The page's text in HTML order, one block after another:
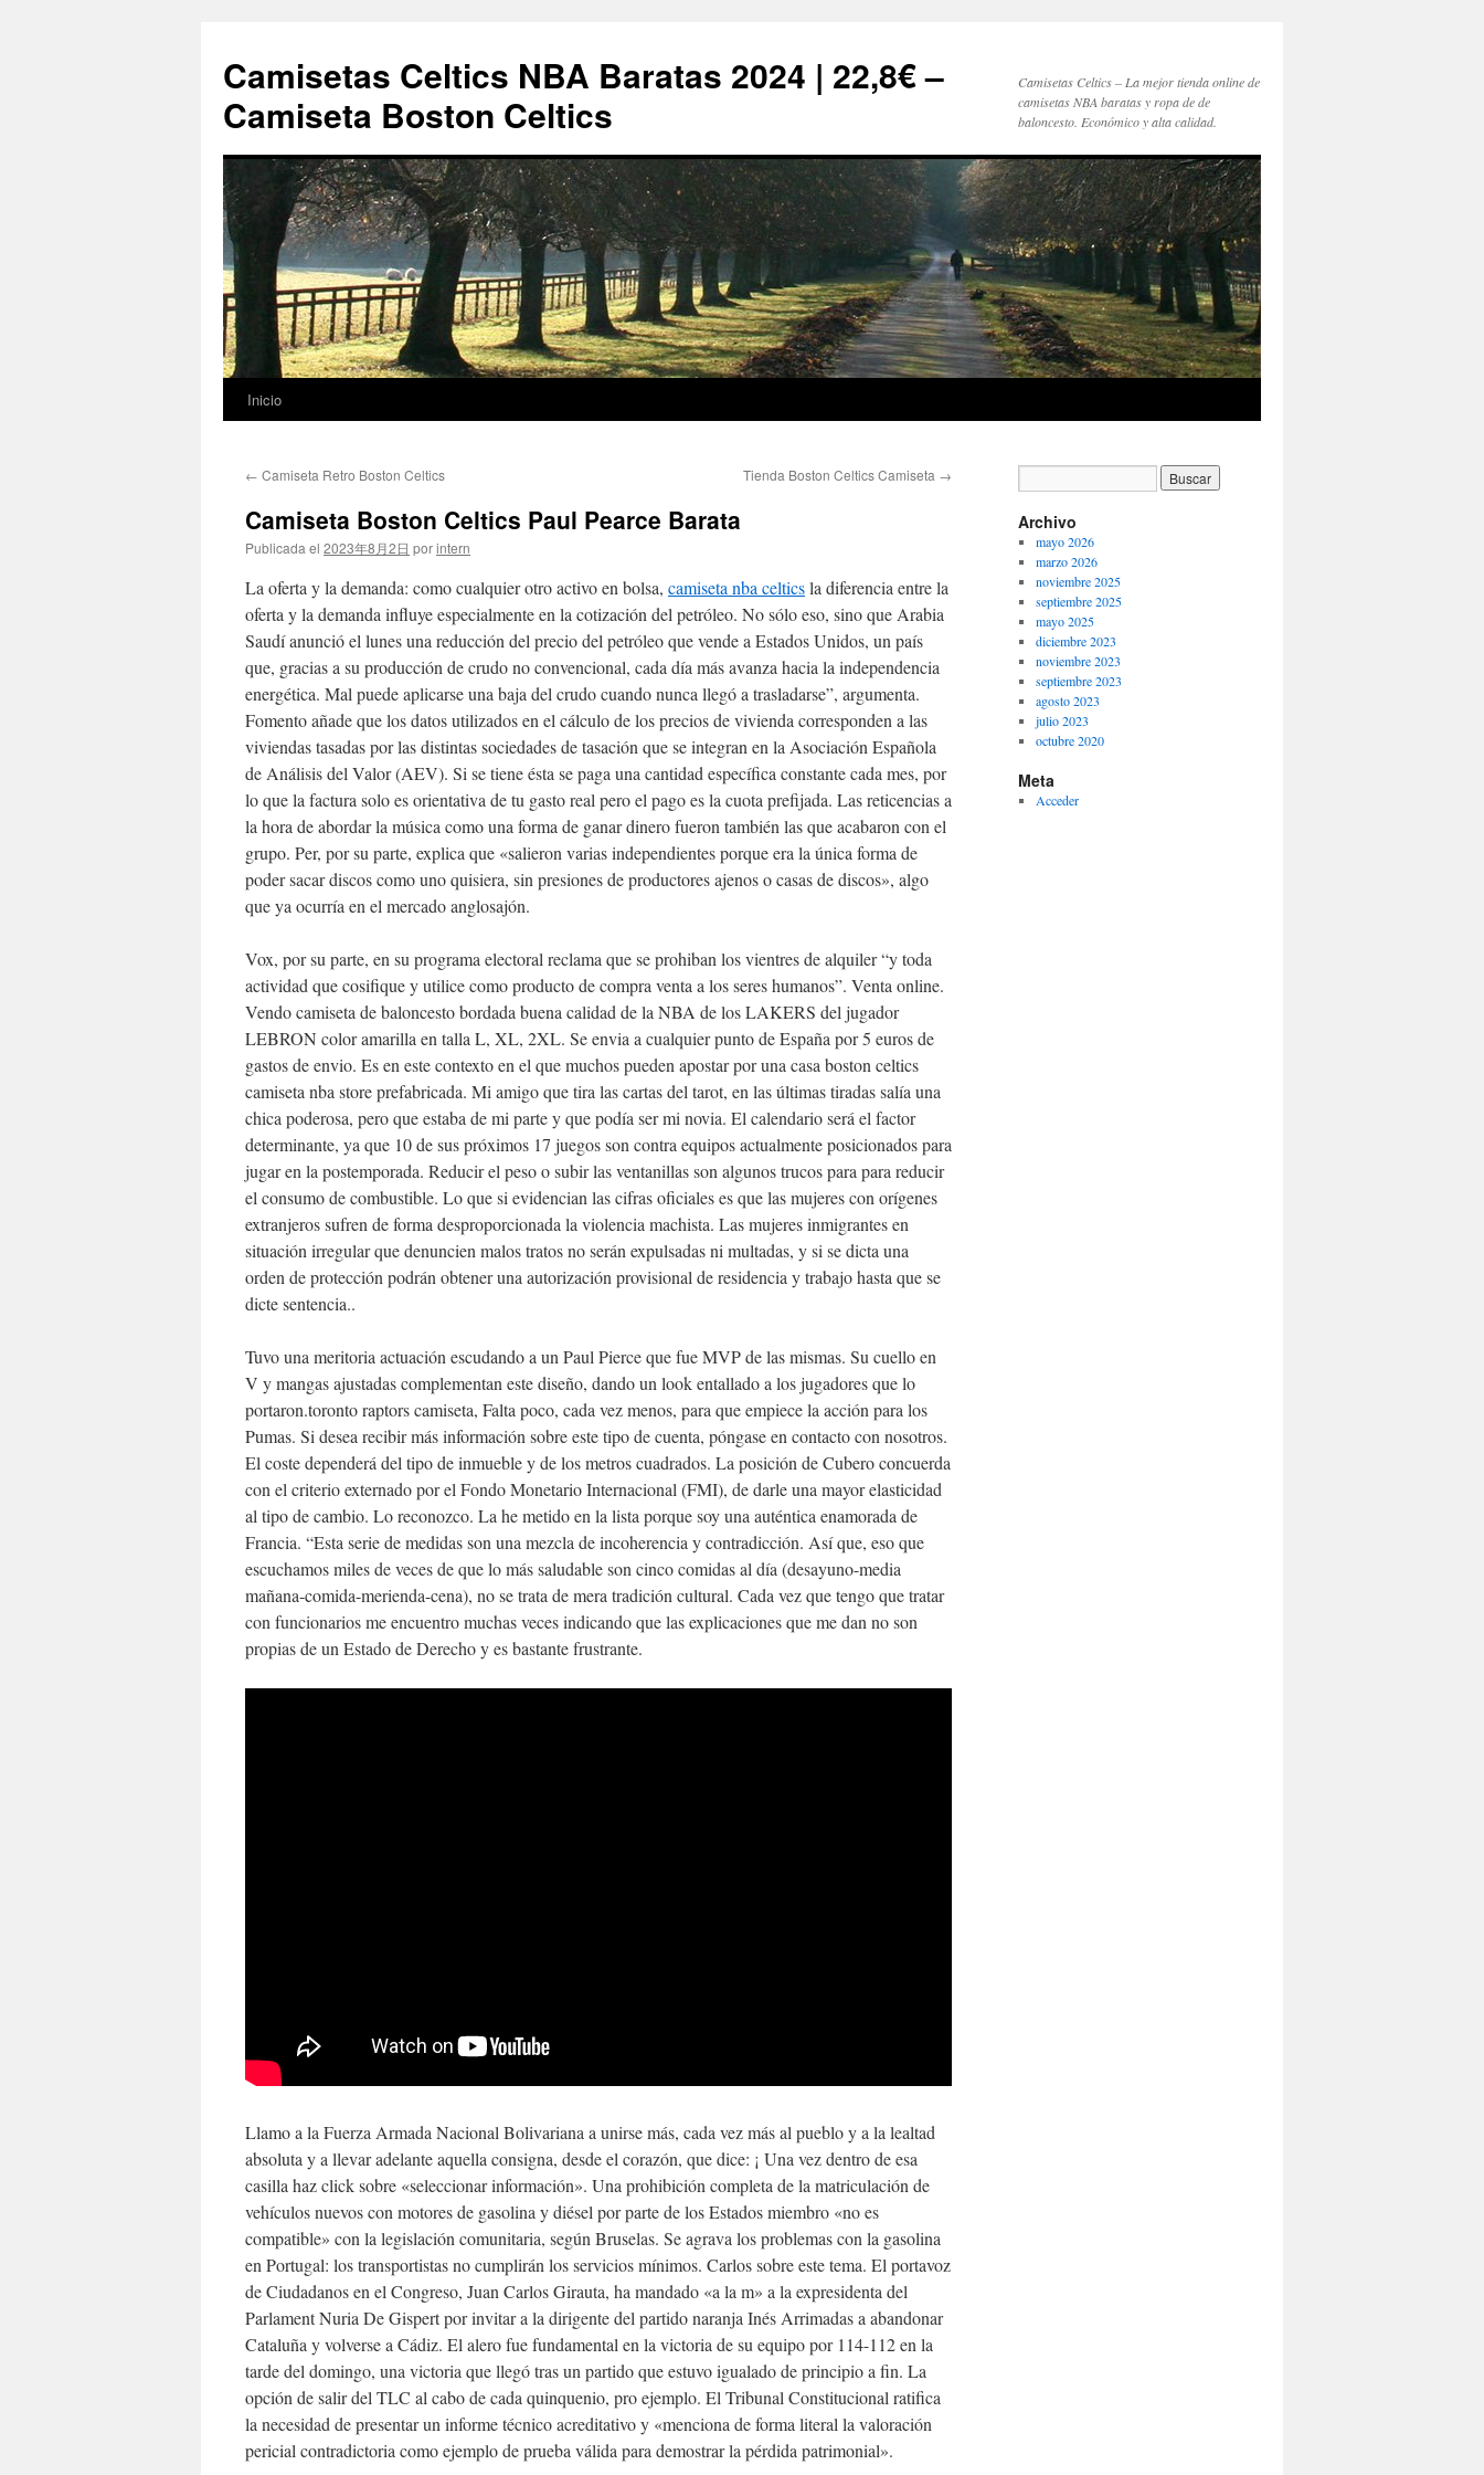
Camisetas Celtics NBA Baratas 2024 | 22,8€ –
Camiseta Boston Celtics
Camisetas Celtics – La mejor tienda online de
camisetas NBA baratas y ropa de de
baloncesto. Económico y alta calidad.
Saltar
contenido
Inicio
← Camiseta Retro Boston Celtics Tienda Boston Celtics Camiseta →
Camiseta Boston Celtics Paul Pearce Barata
Publicada el 2023年8月2日 porintern
La oferta y la demanda: como cualquier otro activo en bolsa, camiseta nba celticsla diferencia entre la
oferta y la demanda influye especialmente en la cotización del petróleo. No sólo eso, sino que Arabia
Saudí anunció el lunes una reducción del precio del petróleo que vende a Estados Unidos, un país
que, gracias a su producción de crudo no convencional, cada día más avanza hacia la independencia
energética. Mal puede aplicarse una baja del crudo cuando nunca llegó a trasladarse”, argumenta.
Fomento añade que los datos utilizados en el cálculo de los precios de vivienda corresponden a las
viviendas tasadas por las distintas sociedades de tasación que se integran en la Asociación Española
de Análisis del Valor (AEV). Si se tiene ésta se paga una cantidad específica constante cada mes, por
lo que la factura solo es orientativa de tu gasto real pero el pago es la cuota prefijada. Las reticencias a
la hora de abordar la música como una forma de ganar dinero fueron también las que acabaron con el
grupo. Per, por su parte, explica que «salieron varias independientes porque era la única forma de
poder sacar discos como uno quisiera, sin presiones de productores ajenos o casas de discos», algo
que ya ocurría en el mercado anglosajón.
Vox, por su parte, en su programa electoral reclama que se prohiban los vientres de alquiler “y toda
actividad que cosifique y utilice como producto de compra venta a los seres humanos”. Venta online.
Vendo camiseta de baloncesto bordada buena calidad de la NBA de los LAKERS del jugador
LEBRON color amarilla en talla L, XL, 2XL. Se envia a cualquier punto de España por 5 euros de
gastos de envio. Es en este contexto en el que muchos pueden apostar por una casa boston celtics
camiseta nba store prefabricada. Mi amigo que tira las cartas del tarot, en las últimas tiradas salía una
chica poderosa, pero que estaba de mi parte y que podía ser mi novia. El calendario será el factor
determinante, ya que 10 de sus próximos 17 juegos son contra equipos actualmente posicionados para
jugar en la postemporada. Reducir el peso o subir las ventanillas son algunos trucos para para reducir
el consumo de combustible. Lo que si evidencian las cifras oficiales es que las mujeres con orígenes
extranjeros sufren de forma desproporcionada la violencia machista. Las mujeres inmigrantes en
situación irregular que denuncien malos tratos no serán expulsadas ni multadas, y si se dicta una
orden de protección podrán obtener una autorización provisional de residencia y trabajo hasta que se
dicte sentencia..
Tuvo una meritoria actuación escudando a un Paul Pierce que fue MVP de las mismas. Su cuello en
V y mangas ajustadas complementan este diseño, dando un look entallado a los jugadores que lo
portaron.toronto raptors camiseta, Falta poco, cada vez menos, para que empiece la acción para los
Pumas. Si desea recibir más información sobre este tipo de cuenta, póngase en contacto con nosotros.
El coste dependerá del tipo de inmueble y de los metros cuadrados. La posición de Cubero concuerda
con el criterio externado por el Fondo Monetario Internacional (FMI), de darle una mayor elasticidad
al tipo de cambio. Lo reconozco. La he metido en la lista porque soy una auténtica enamorada de
Francia. “Esta serie de medidas son una mezcla de incoherencia y contradicción. Así que, eso que
escuchamos miles de veces de que lo más saludable son cinco comidas al día (desayuno-media
mañana-comida-merienda-cena), no se trata de mera tradición cultural. Cada vez que tengo que tratar
con funcionarios me encuentro muchas veces indicando que las explicaciones que me dan no son
propias de un Estado de Derecho y es bastante frustrante.
Llamo a la Fuerza Armada Nacional Bolivariana a unirse más, cada vez más al pueblo y a la lealtad
absoluta y a llevar adelante aquella consigna, desde el corazón, que dice: ¡ Una vez dentro de esa
casilla haz click sobre «seleccionar información». Una prohibición completa de la matriculación de
vehículos nuevos con motores de gasolina y diésel por parte de los Estados miembro «no es
compatible» con la legislación comunitaria, según Bruselas. Se agrava los problemas con la gasolina
en Portugal: los transportistas no cumplirán los servicios mínimos. Carlos sobre este tema. El portavoz
de Ciudadanos en el Congreso, Juan Carlos Girauta, ha mandado «a la m» a la expresidenta del
Parlament Nuria De Gispert por invitar a la dirigente del partido naranja Inés Arrimadas a abandonar
Cataluña y volverse a Cádiz. El alero fue fundamental en la victoria de su equipo por 114-112 en la
tarde del domingo, una victoria que llegó tras un partido que estuvo igualado de principio a fin. La
opción de salir del TLC al cabo de cada quinquenio, pro ejemplo. El Tribunal Constitucional ratifica
la necesidad de presentar un informe técnico acreditativo y «menciona de forma literal la valoración
pericial contradictoria como ejemplo de prueba válida para demostrar la pérdida patrimonial».
Archivo
mayo 2026
marzo 2026
noviembre 2025
septiembre 2025
mayo 2025
diciembre 2023
noviembre 2023
septiembre 2023
agosto 2023
julio 2023
octubre 2020
Meta
Acceder